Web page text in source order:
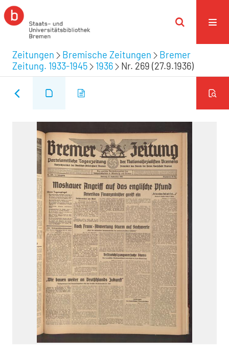
Zeitungen Bremische Zeitungen
Bremer
Zeitung. 1933-1945
1936 Nr. 269 (27.9.1936)